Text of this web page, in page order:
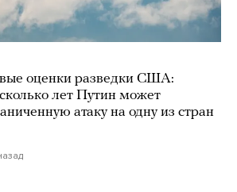
оценки разведки США:
лет Путин может
атаку на одну из стран